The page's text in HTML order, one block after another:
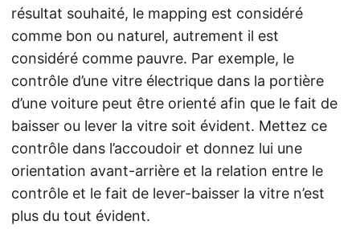
résultat souhaité, le mapping est considéré
comme bon ou naturel, autrement il est
considéré comme pauvre. Par exemple, le
contrôle d’une vitre électrique dans la portière
d’une voiture peut être orienté afin que le fait de
baisser ou lever la vitre soit évident. Mettez ce
contrôle dans l’accoudoir et donnez lui une
orientation avant-arrière et la relation entre le
contrôle et le fait de lever-baisser la vitre n’est
plus du tout évident.